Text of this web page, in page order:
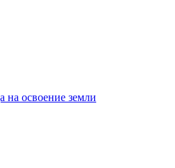
на освоение земли